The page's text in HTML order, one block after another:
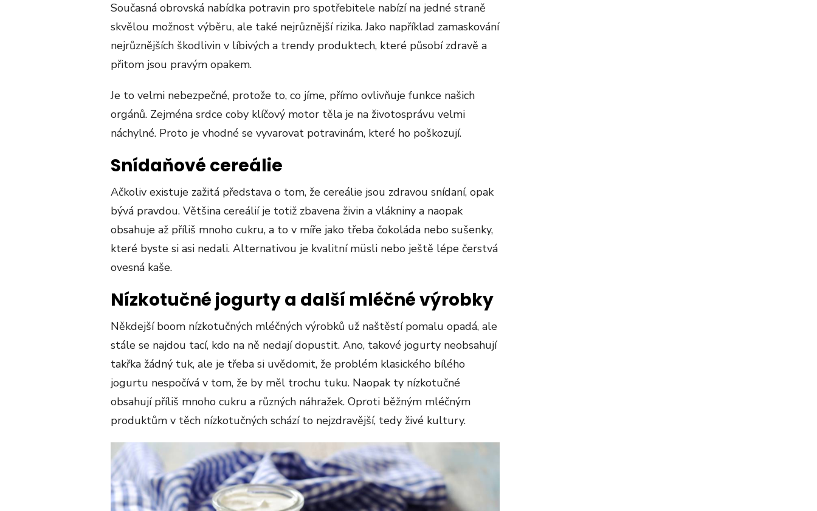
Současná obrovská nabídka potravin pro spotřebitele nabízí na jedné straně
skvělou možnost výběru, ale také nejrůznější rizika. Jako například zamaskování
nejrůznějších škodlivin v líbivých a trendy produktech, které působí zdravě a
přitom jsou pravým opakem.
Je to velmi nebezpečné, protože to, co jíme, přímo ovlivňuje funkce našich
orgánů. Zejména srdce coby klíčový motor těla je na životosprávu velmi
náchylné. Proto je vhodné se vyvarovat potravinám, které ho poškozují.
Snídaňové cereálie
Ačkoliv existuje zažitá představa o tom, že cereálie jsou zdravou snídaní, opak
bývá pravdou. Většina cereálií je totiž zbavena živin a vlákniny a naopak
obsahuje až příliš mnoho cukru, a to v míře jako třeba čokoláda nebo sušenky,
které byste si asi nedali. Alternativou je kvalitní müsli nebo ještě lépe čerstvá
ovesná kaše.
Nízkotučné jogurty a další mléčné výrobky
Někdejší boom nízkotučných mléčných výrobků už naštěstí pomalu opadá, ale
stále se najdou tací, kdo na ně nedají dopustit. Ano, takové jogurty neobsahují
takřka žádný tuk, ale je třeba si uvědomit, že problém klasického bílého
jogurtu nespočívá v tom, že by měl trochu tuku. Naopak ty nízkotučné
obsahují příliš mnoho cukru a různých náhražek. Oproti běžným mléčným
produktům v těch nízkotučných schází to nejzdravější, tedy živé kultury.